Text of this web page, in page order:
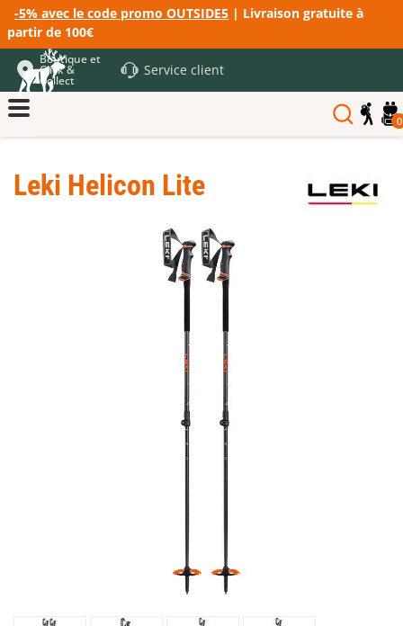
-5% avec le code promo OUTSIDE5 | Livraison gratuite à
partir de 100€
Boutique et
Click &
Collect
Service client
0
Leki Helicon Lite